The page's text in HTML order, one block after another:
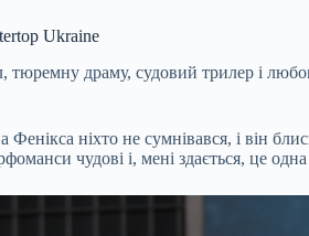
Ukraine
драму, судовий трилер і
ніхто не сумнівався, і він
чудові і, мені здається, це